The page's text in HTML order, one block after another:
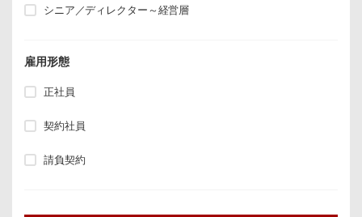
シニア／ディレクター～経営層
雇用形態
正社員
契約社員
請負契約